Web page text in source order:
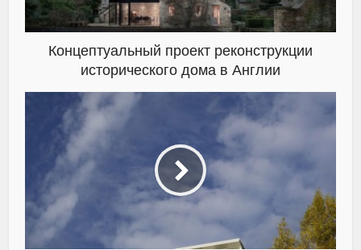
Концептуальный проект реконструкции
исторического дома в Англии